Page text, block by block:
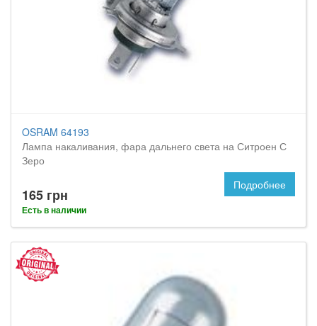
OSRAM 64193
Лампа накаливания, фара дальнего света на Ситроен С
Зеро
165 грн
Есть в наличии
Подробнее